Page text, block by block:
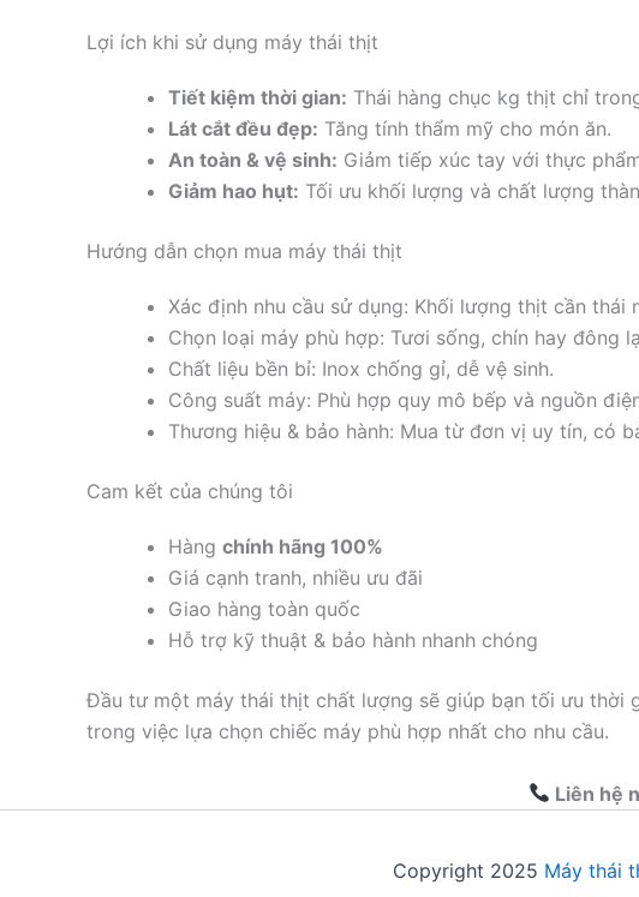
Lợi ích khi sử dụng máy thái thịt
Tiết kiệm thời gian: Thái hàng chục kg thịt chỉ
Lát cắt đều đẹp: Tăng tính thẩm mỹ cho món ăn.
An toàn & vệ sinh: Giảm tiếp xúc tay với thực
Giảm hao hụt: Tối ưu khối lượng và chất lượng
Hướng dẫn chọn mua máy thái thịt
Xác định nhu cầu sử dụng: Khối lượng thịt cần thái
Chọn loại máy phù hợp: Tươi sống, chín hay đông
Chất liệu bền bỉ: Inox chống gỉ, dễ vệ sinh.
Công suất máy: Phù hợp quy mô bếp và nguồn
Thương hiệu & bảo hành: Mua từ đơn vị uy tín, có
Cam kết của chúng tôi
Hàng chính hãng 100%
Giá cạnh tranh, nhiều ưu đãi
Giao hàng toàn quốc
Hỗ trợ kỹ thuật & bảo hành nhanh chóng
Đầu tư một máy thái thịt chất lượng sẽ giúp bạn tối ưu thời
trong việc lựa chọn chiếc máy phù hợp nhất cho nhu cầu.
Liên hệ
Copyright 2025 Máy thái